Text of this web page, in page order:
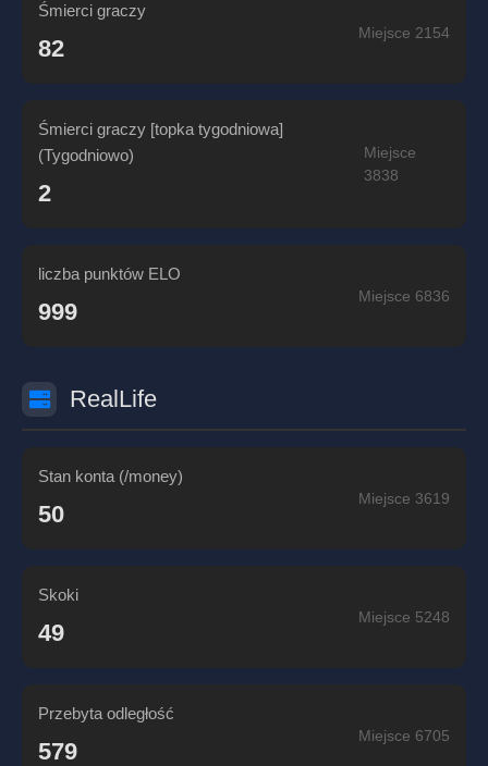
Śmierci graczy
82
Miejsce 2154
Śmierci graczy [topka tygodniowa]
(Tygodniowo)
2
Miejsce
3838
liczba punktów ELO
999
Miejsce 6836
RealLife
Stan konta (/money)
50
Miejsce 3619
Skoki
49
Miejsce 5248
Przebyta odległość
579
Miejsce 6705